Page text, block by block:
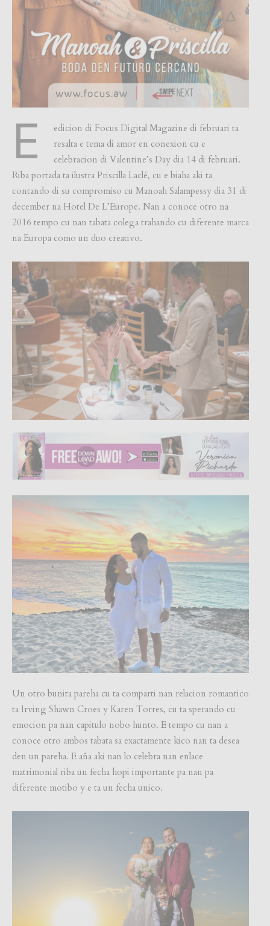
E
edicion di Focus Digital Magazine di februari ta
resalta e tema di amor en conexion cu e
celebracion di Valentine’s Day dia 14 di februari.
Riba portada ta ilustra Priscilla Laclé, cu e biaha aki ta
contando di su compromiso cu Manoah Salampessy dia 31 di
december na Hotel De L’Europe. Nan a conoce otro na
2016 tempo cu nan tabata colega trahando cu diferente marca
na Europa como un duo creativo.
Un otro bunita pareha cu ta comparti nan relacion romantico
ta Irving Shawn Croes y Karen Torres, cu ta sperando cu
emocion pa nan capitulo nobo hunto. E tempo cu nan a
conoce otro ambos tabata sa exactamente kico nan ta desea
den un pareha. E aña aki nan lo celebra nan enlace
matrimonial riba un fecha hopi importante pa nan pa
diferente motibo y e ta un fecha unico.